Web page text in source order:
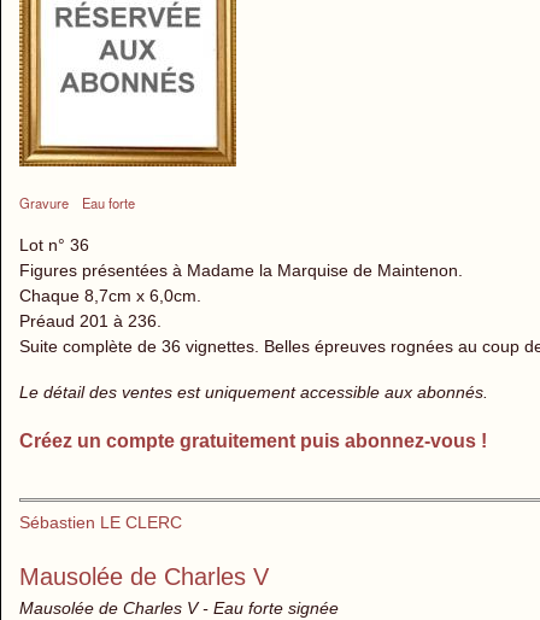
Gravure Eau forte
Lot n° 36
Figures présentées à Madame la Marquise de Maintenon.
Chaque 8,7cm x 6,0cm.
Préaud 201 à 236.
Suite complète de 36 vignettes. Belles épreuves rognées au coup
Le détail des ventes est uniquement accessible aux abonnés.
Créez un compte gratuitement puis abonnez-vous !
Sébastien LE CLERC
Mausolée de Charles V
Mausolée de Charles V - Eau forte signée